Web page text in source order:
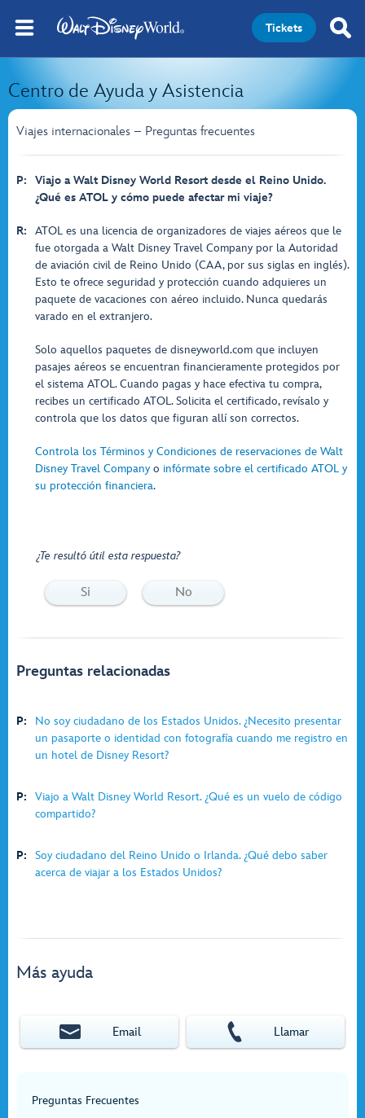
Tickets
Centro de Ayuda y Asistencia
Viajes internacionales – Preguntas frecuentes
P:
Viajo a Walt Disney World Resort desde el Reino Unido.
¿Qué es ATOL y cómo puede afectar mi viaje?
R:
ATOL es una licencia de organizadores de viajes aéreos que le
fue otorgada a Walt Disney Travel Company por la Autoridad
de aviación civil de Reino Unido (CAA, por sus siglas en inglés).
Esto te ofrece seguridad y protección cuando adquieres un
paquete de vacaciones con aéreo incluido. Nunca quedarás
varado en el extranjero.
Solo aquellos paquetes de disneyworld.com que incluyen
pasajes aéreos se encuentran financieramente protegidos por
el sistema ATOL. Cuando pagas y hace efectiva tu compra,
recibes un certificado ATOL. Solicita el certificado, revísalo y
controla que los datos que figuran allí son correctos.
Controla los Términos y Condiciones de reservaciones de Walt
Disney Travel Company o infórmate sobre el certificado ATOL y
su protección financiera.
¿Te resultó útil esta respuesta?
Si No
Preguntas relacionadas
P:
No soy ciudadano de los Estados Unidos. ¿Necesito presentar
un pasaporte o identidad con fotografía cuando me registro en
un hotel de Disney Resort?
P:
Viajo a Walt Disney World Resort. ¿Qué es un vuelo de código
compartido?
P:
Soy ciudadano del Reino Unido o Irlanda. ¿Qué debo saber
acerca de viajar a los Estados Unidos?
Más ayuda
Email Llamar
Preguntas Frecuentes